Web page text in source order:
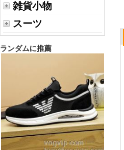
雑貨小物
スーツ
ランダムに推薦